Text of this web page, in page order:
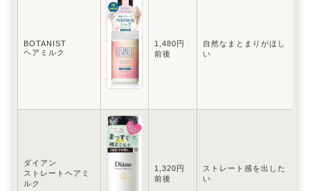
BOTANIST
ヘアミルク
1,480円
前後
自然なまとまりがほし
い
ダイアン
ストレートヘアミ
ルク
1,320円
前後
ストレート感を出した
い